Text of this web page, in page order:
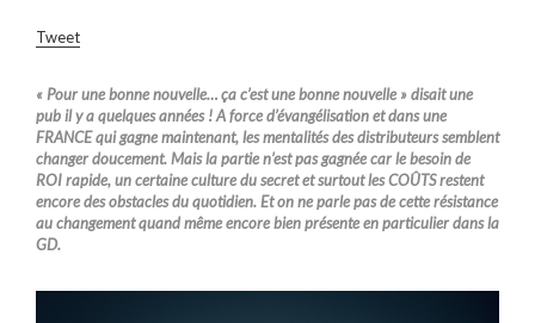
Tweet
« Pour une bonne nouvelle… ça c’est une bonne nouvelle » disait une
pub il y a quelques années ! A force d’évangélisation et dans une
FRANCE qui gagne maintenant, les mentalités des distributeurs semblent
changer doucement. Mais la partie n’est pas gagnée car le besoin de
ROI rapide, un certaine culture du secret et surtout les COÛTS restent
encore des obstacles du quotidien. Et on ne parle pas de cette résistance
au changement quand même encore bien présente en particulier dans la
GD.